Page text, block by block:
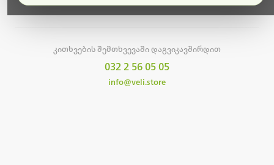
კითხვების შემთხვევაში დაგვიკავშირდით
032 2 56 05 05
info@veli.store